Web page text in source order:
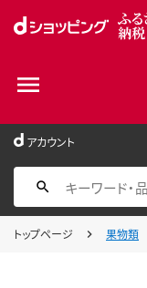
アカウント
トップページ 果物類